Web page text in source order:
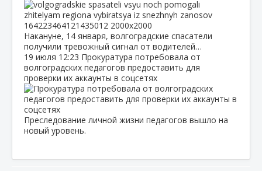
Накануне, 14 января, волгоградские спасатели
получили тревожный сигнал от водителей…
19 июля 12:23 Прокуратура потребовала от
волгоградских педагогов предоставить для
проверки их аккаунты в соцсетях
Преследование личной жизни педагогов вышло на
новый уровень.